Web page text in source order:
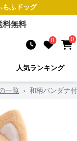
もふドッグ
料無料
0 0
人気ランキング
一覧 › 和柄バンダナ